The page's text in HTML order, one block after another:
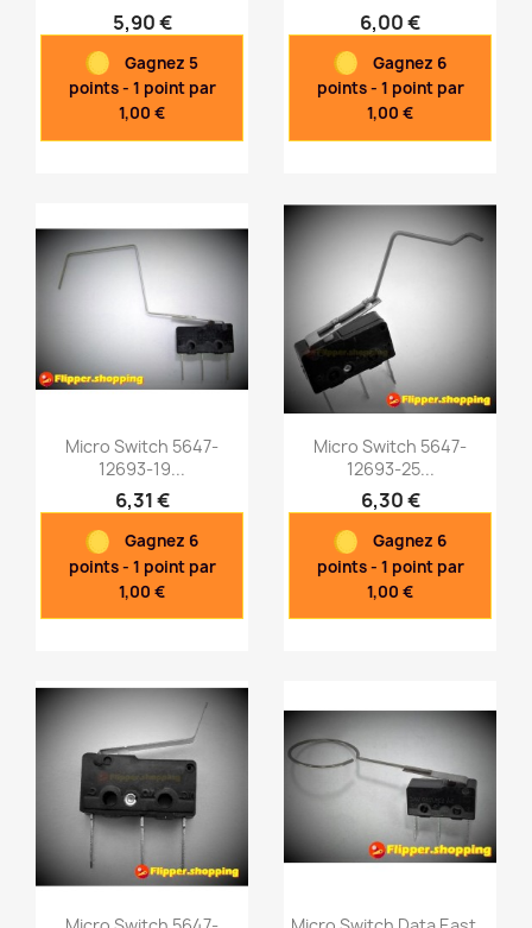
Aperçu rapide
5,90 €
Gagnez 5
points - 1 point par
1,00 €
Aperçu rapide
6,00 €
Gagnez 6
points - 1 point par
1,00 €
Aperçu rapide
Micro Switch 5647-
12693-19...
6,31 €
Gagnez 6
points - 1 point par
1,00 €
Aperçu rapide
Micro Switch 5647-
12693-25...
6,30 €
Gagnez 6
points - 1 point par
1,00 €